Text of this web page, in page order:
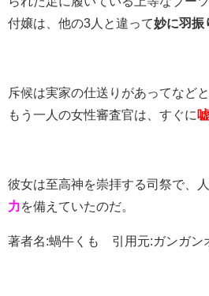
付嬢は、他の3人と違って妙に羽振
斥候は実家の仕送りがあってなど
もう一人の女性審査官は、すぐに 嘘
彼女は至高神を崇拝する司祭で、
力を備えていたのだ。
著者名:蝸牛くも 引用元:ガンガン